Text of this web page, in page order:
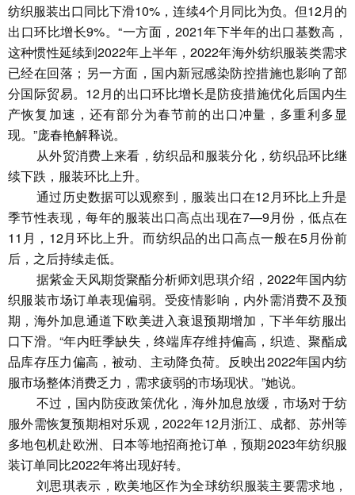
纺织服装出口同比下滑10%，连续4个月同比为负。但12月的
出口环比增长9%。“一方面，2021年下半年的出口基数高，
这种惯性延续到2022年上半年，2022年海外纺织服装类需求
已经在回落；另一方面，国内新冠感染防控措施也影响了部
分国际贸易。12月的出口环比增长是防疫措施优化后国内生
产恢复加速，还有部分为春节前的出口冲量，多重利多显
现。”庞春艳解释说。
从外贸消费上来看，纺织品和服装分化，纺织品环比继
续下跌，服装环比上升。
通过历史数据可以观察到，服装出口在12月环比上升是
季节性表现，每年的服装出口高点出现在7—9月份，低点在
11月，12月环比上升。而纺织品的出口高点一般在5月份前
后，之后持续走低。
据紫金天风期货聚酯分析师刘思琪介绍，2022年国内纺
织服装市场订单表现偏弱。受疫情影响，内外需消费不及预
期，海外加息通道下欧美进入衰退预期增加，下半年纺服出
口下滑。“年内旺季缺失，终端库存维持偏高，织造、聚酯成
品库存压力偏高，被动、主动降负荷。反映出2022年国内纺
服市场整体消费乏力，需求疲弱的市场现状。”她说。
不过，国内防疫政策优化，海外加息放缓，市场对于纺
服外需恢复预期相对乐观，2022年12月浙江、成都、苏州等
多地包机赴欧洲、日本等地招商抢订单，预期2023年纺织服
装订单同比2022年将出现好转。
刘思琪表示，欧美地区作为全球纺织服装主要需求地，